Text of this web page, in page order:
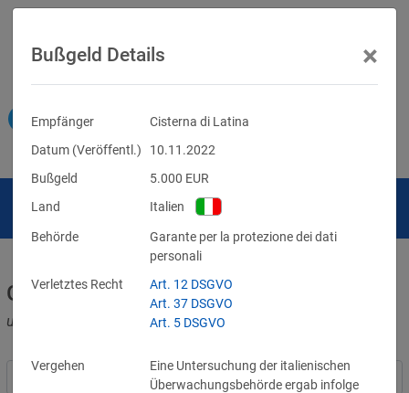
Geldbußen für DSGVO-Verstöße
und für Verletzungen anderer Datenschutzgesetze
Bußgeld Details ×
Empfänger
Cisterna di Latina
Datum (Veröffentl.)
10.11.2022
Bußgeld
5.000 EUR
Land
Italien
Behörde
Garante per la protezione dei dati
personali
Verletztes Recht
Art. 12 DSGVO
Art. 37 DSGVO
Art. 5 DSGVO
Vergehen
Eine Untersuchung der italienischen
Überwachungsbehörde ergab infolge